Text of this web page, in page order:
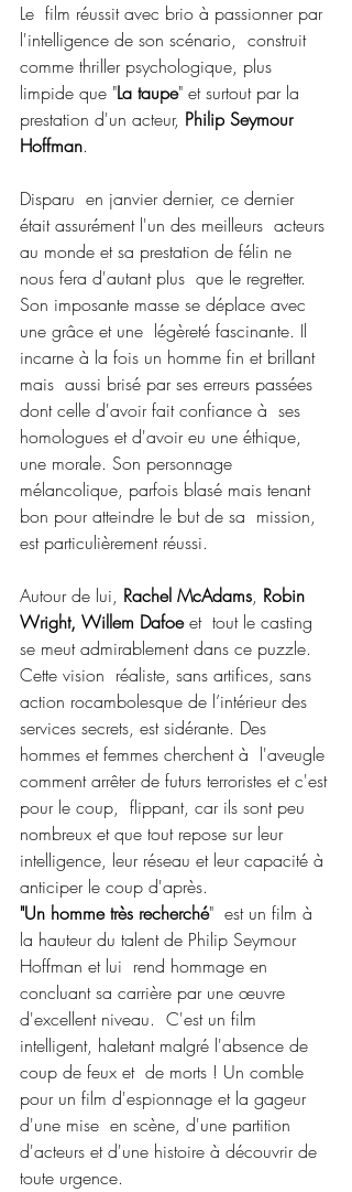
Le  film réussit avec brio à passionner par
l'intelligence de son scénario,  construit
comme thriller psychologique, plus
limpide que "La taupe" et surtout par la
prestation d'un acteur, Philip Seymour
Hoffman.
Disparu  en janvier dernier, ce dernier
était assurément l'un des meilleurs  acteurs
au monde et sa prestation de félin ne
nous fera d'autant plus  que le regretter.
Son imposante masse se déplace avec
une grâce et une  légèreté fascinante. Il
incarne à la fois un homme fin et brillant
mais  aussi brisé par ses erreurs passées
dont celle d'avoir fait confiance à  ses
homologues et d'avoir eu une éthique,
une morale. Son personnage
mélancolique, parfois blasé mais tenant
bon pour atteindre le but de sa  mission,
est particulièrement réussi.
Autour de lui, Rachel McAdams, Robin
Wright, Willem Dafoe et  tout le casting
se meut admirablement dans ce puzzle.
Cette vision  réaliste, sans artifices, sans
action rocambolesque de l’intérieur des
services secrets, est sidérante. Des
hommes et femmes cherchent à  l'aveugle
comment arrêter de futurs terroristes et c'est
pour le coup,  flippant, car ils sont peu
nombreux et que tout repose sur leur
intelligence, leur réseau et leur capacité à
anticiper le coup d'après.
"Un homme très recherché"  est un film à
la hauteur du talent de Philip Seymour
Hoffman et lui  rend hommage en
concluant sa carrière par une œuvre
d'excellent niveau.  C'est un film
intelligent, haletant malgré l'absence de
coup de feux et  de morts ! Un comble
pour un film d'espionnage et la gageur
d'une mise  en scène, d'une partition
d'acteurs et d'une histoire à découvrir de
toute urgence.